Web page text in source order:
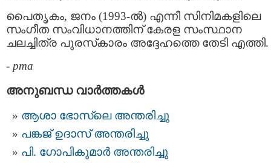
പൈതൃകം, ജനം (1993-ൽ) എന്നീ സിനിമകളിലെ
സംഗീത സംവിധാനത്തിന് കേരള സംസ്ഥാന
ചലച്ചിത്ര പുരസ്‌കാരം അദ്ദേഹത്തെ തേടി എത്തി.
- pma
അനുബന്ധ വാര്‍ത്തകള്‍
ആശാ ഭോസ്‌ലെ അന്തരിച്ചു
പങ്കജ് ഉദാസ് അന്തരിച്ചു
പി. ഗോപികുമാർ അന്തരിച്ചു